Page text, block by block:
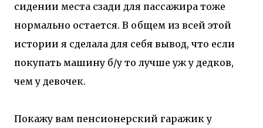
сидении места сзади для пассажира тоже
нормально остается. В общем из всей этой
истории я сделала для себя вывод, что если
покупать машину б/у то лучше уж у дедков,
чем у девочек.
Покажу вам пенсионерский гаражик у